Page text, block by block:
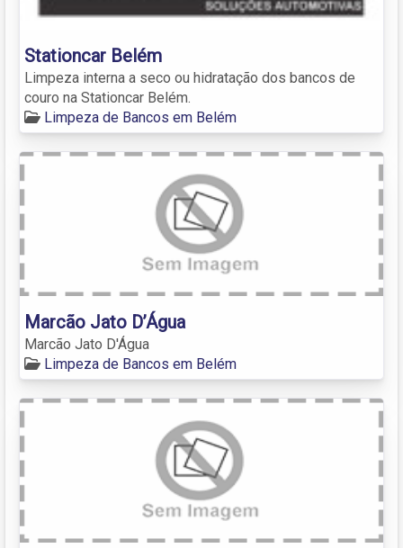
Stationcar Belém
Limpeza interna a seco ou hidratação dos bancos de
couro na Stationcar Belém.
Limpeza de Bancos em Belém
Marcão Jato D’Água
Marcão Jato D'Água
Limpeza de Bancos em Belém